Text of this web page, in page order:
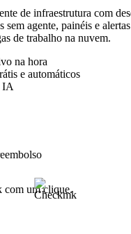
de infraestrutura com
sem agente, painéis e
de trabalho na nuvem.
na hora
e automáticos
IA